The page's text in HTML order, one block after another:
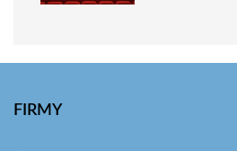
FIRMY